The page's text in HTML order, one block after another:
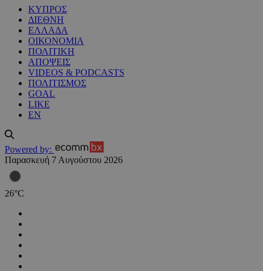
ΚΥΠΡΟΣ
ΔΙΕΘΝΗ
ΕΛΛΑΔΑ
ΟΙΚΟΝΟΜΙΑ
ΠΟΛΙΤΙΚΗ
ΑΠΟΨΕΙΣ
VIDEOS & PODCASTS
ΠΟΛΙΤΙΣΜΟΣ
GOAL
LIKE
EN
Powered by:
Παρασκευή 7 Αυγούστου 2026
26°C